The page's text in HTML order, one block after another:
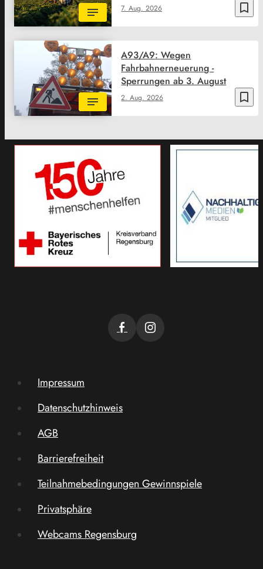
bookmark_border
7. Aug. 2026
bookmark_border
2. Aug. 2026
A93/A9: Wegen
Fahrbahnerneuerung -
Sperrungen ab 3. August
Impressum
Datenschutzhinweis
AGB
Barrierefreiheit
Teilnahmebedingungen Gewinnspiele
Privatsphäre
Webcams Regensburg